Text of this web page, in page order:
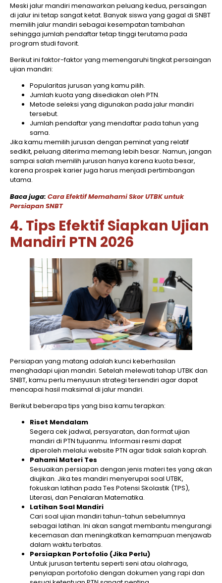
Meski jalur mandiri menawarkan peluang kedua, persaingan
di jalur ini tetap sangat ketat. Banyak siswa yang gagal di SNBT
memilih jalur mandiri sebagai kesempatan tambahan
sehingga jumlah pendaftar tetap tinggi terutama pada
program studi favorit.
Berikut ini faktor-faktor yang memengaruhi tingkat persaingan
ujian mandiri:
Popularitas jurusan yang kamu pilih.
Jumlah kuota yang disediakan oleh PTN.
Metode seleksi yang digunakan pada jalur mandiri
tersebut.
Jumlah pendaftar yang mendaftar pada tahun yang
sama.
Jika kamu memilih jurusan dengan peminat yang relatif
sedikit, peluang diterima memang lebih besar. Namun, jangan
sampai salah memilih jurusan hanya karena kuota besar,
karena prospek karier juga harus menjadi pertimbangan
utama.
Baca juga: Cara Efektif Memahami Skor UTBK untuk
Persiapan SNBT
4. Tips Efektif Siapkan Ujian
Mandiri PTN 2026
Persiapan yang matang adalah kunci keberhasilan
menghadapi ujian mandiri. Setelah melewati tahap UTBK dan
SNBT, kamu perlu menyusun strategi tersendiri agar dapat
mencapai hasil maksimal di jalur mandiri.
Berikut beberapa tips yang bisa kamu terapkan:
Riset Mendalam
Segera cek jadwal, persyaratan, dan format ujian
mandiri di PTN tujuanmu. Informasi resmi dapat
diperoleh melalui website PTN agar tidak salah kaprah.
Pahami Materi Tes
Sesuaikan persiapan dengan jenis materi tes yang akan
diujikan. Jika tes mandiri menyerupai soal UTBK,
fokuskan latihan pada Tes Potensi Skolastik (TPS),
Literasi, dan Penalaran Matematika.
Latihan Soal Mandiri
Cari soal ujian mandiri tahun-tahun sebelumnya
sebagai latihan. Ini akan sangat membantu mengurangi
kecemasan dan meningkatkan kemampuan menjawab
dalam waktu terbatas.
Persiapkan Portofolio (Jika Perlu)
Untuk jurusan tertentu seperti seni atau olahraga,
penyiapan portofolio dengan dokumen yang rapi dan